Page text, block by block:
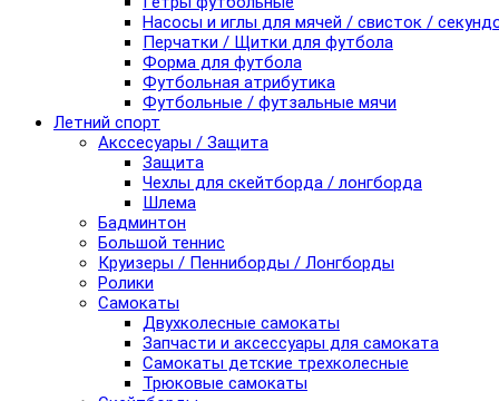
Насосы и иглы для мячей / свисток /
Перчатки / Щитки для футбола
Форма для футбола
Футбольная атрибутика
Футбольные / футзальные мячи
Летний спорт
Акссесуары / Защита
Защита
Чехлы для скейтборда / лонгборда
Шлема
Бадминтон
Большой теннис
Круизеры / Пенниборды / Лонгборды
Ролики
Самокаты
Двухколесные самокаты
Запчасти и аксессуары для самоката
Самокаты детские трехколесные
Трюковые самокаты